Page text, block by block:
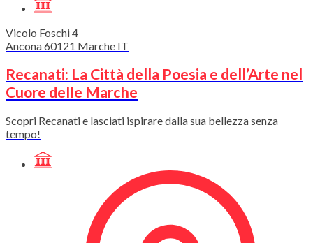
Vicolo Foschi4
Ancona60121 Marche IT
Recanati: La Città della Poesia e dell’Arte nel
Cuore delle Marche
Scopri Recanati e lasciati ispirare dalla sua bellezza senza
tempo!